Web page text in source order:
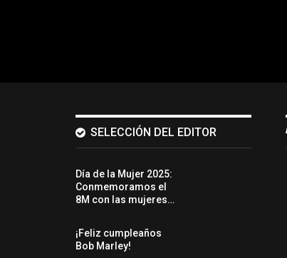
SELECCIÓN DEL EDITOR
Día de la Mujer 2025:
Conmemoramos el
8M con las mujeres…
¡Feliz cumpleaños
Bob Marley!